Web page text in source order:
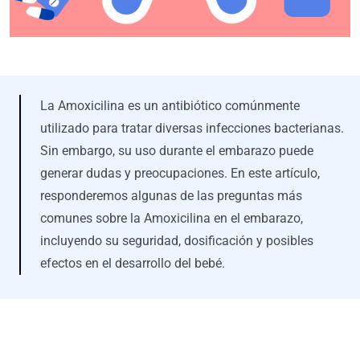
La Amoxicilina es un antibiótico comúnmente
utilizado para tratar diversas infecciones bacterianas.
Sin embargo, su uso durante el embarazo puede
generar dudas y preocupaciones. En este artículo,
responderemos algunas de las preguntas más
comunes sobre la Amoxicilina en el embarazo,
incluyendo su seguridad, dosificación y posibles
efectos en el desarrollo del bebé.